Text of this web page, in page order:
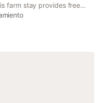
farm stay provides free
and check-out.